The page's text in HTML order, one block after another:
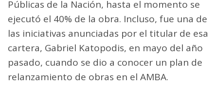
Públicas de la Nación, hasta el momento se
ejecutó el 40% de la obra. Incluso, fue una de
las iniciativas anunciadas por el titular de esa
cartera, Gabriel Katopodis, en mayo del año
pasado, cuando se dio a conocer un plan de
relanzamiento de obras en el AMBA.